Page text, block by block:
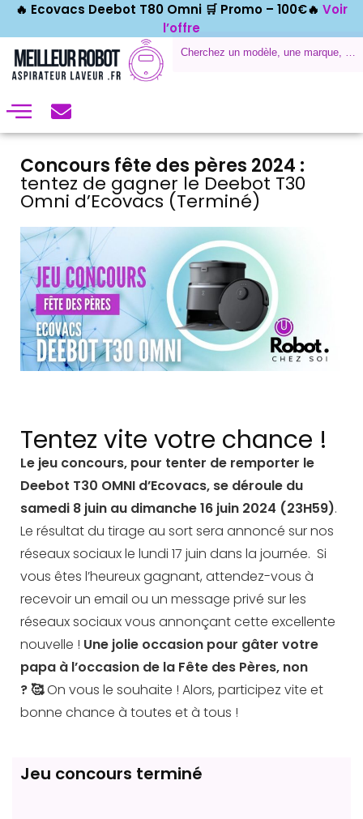
🔥 Ecovacs Deebot T80 Omni 🛒 Promo – 100€🔥 Voir
l’offre
Concours fête des pères 2024 :
tentez de gagner le Deebot T30
Omni d’Ecovacs (Terminé)
Tentez vite votre chance !
Le jeu concours, pour tenter de remporter le
Deebot T30 OMNI d’Ecovacs, se déroule du
samedi 8 juin au dimanche 16 juin 2024 (23H59).
Le résultat du tirage au sort sera annoncé sur nos
réseaux sociaux le lundi 17 juin dans la journée. Si
vous êtes l’heureux gagnant, attendez-vous à
recevoir un email ou un message privé sur les
réseaux sociaux vous annonçant cette excellente
nouvelle ! Une jolie occasion pour gâter votre
papa à l’occasion de la Fête des Pères, non
? 🥰On vous le souhaite ! Alors, participez vite et
bonne chance à toutes et à tous !
Jeu concours terminé